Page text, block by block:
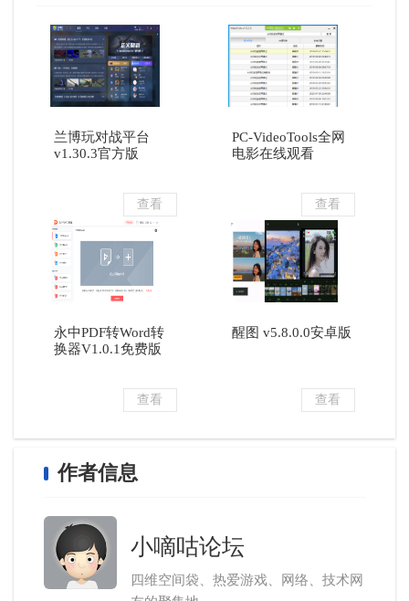
兰博玩对战平台
v1.30.3官方版
查看
PC-VideoTools全网
电影在线观看
查看
永中PDF转Word转
换器V1.0.1免费版
查看
醒图 v5.8.0.0安卓版
查看
作者信息
小嘀咕论坛
四维空间袋、热爱游戏、网络、技术网